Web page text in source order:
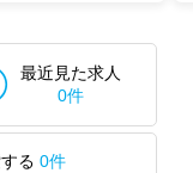
最近見た求人
0件
る 0件